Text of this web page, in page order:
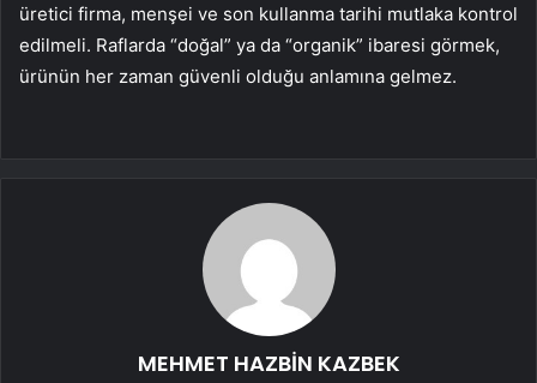
üretici firma, menşei ve son kullanma tarihi mutlaka kontrol
edilmeli. Raflarda “doğal” ya da “organik” ibaresi görmek,
ürünün her zaman güvenli olduğu anlamına gelmez.
MEHMET HAZBİN KAZBEK